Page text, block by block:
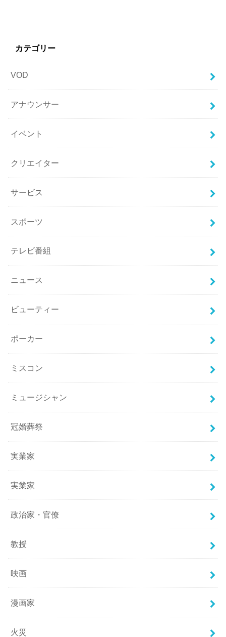
カテゴリー
VOD
アナウンサー
イベント
クリエイター
サービス
スポーツ
テレビ番組
ニュース
ビューティー
ポーカー
ミスコン
ミュージシャン
冠婚葬祭
実業家
実業家
政治家・官僚
教授
映画
漫画家
火災